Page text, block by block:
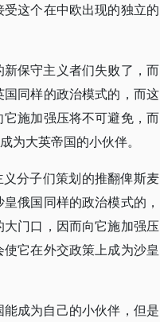
这个在中欧出现的独立的
保守主义者们失败了，而
同样的政治模式的，而这
施加强压将不可避免，而
为大英帝国的小伙伴。
分子们策划的推翻俾斯麦
俄国同样的政治模式的，
门口，因而向它施加强压
它在外交政策上成为沙皇
成为自己的小伙伴，但是